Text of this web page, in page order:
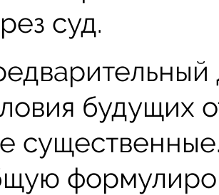
суд.
будущих